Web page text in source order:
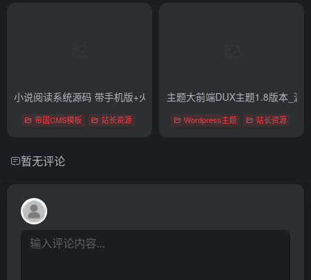
小说阅读系统源码 带手机版+火车头采集器_源码下载- 最新版
帝国CMS模板 站长资源
WordPress博客主题大前端DUX主题1.8版本_源
Wordpress主题 站长资源
暂无评论